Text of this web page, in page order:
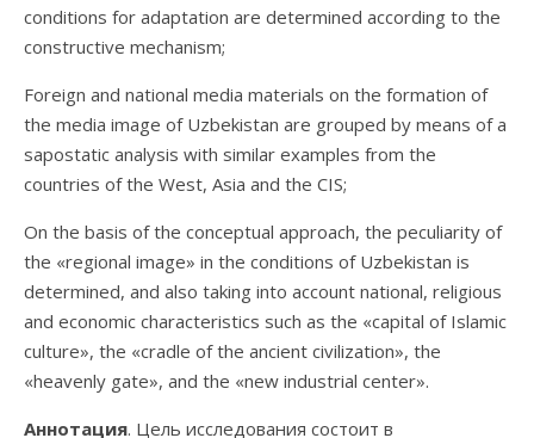
conditions for adaptation are determined according to the
constructive mechanism;
Foreign and national media materials on the formation of
the media image of Uzbekistan are grouped by means of a
sapostatic analysis with similar examples from the
countries of the West, Asia and the CIS;
On the basis of the conceptual approach, the peculiarity of
the «regional image» in the conditions of Uzbekistan is
determined, and also taking into account national, religious
and economic characteristics such as the «capital of Islamic
culture», the «cradle of the ancient civilization», the
«heavenly gate», and the «new industrial center».
Аннотация. Цель исследования состоит в